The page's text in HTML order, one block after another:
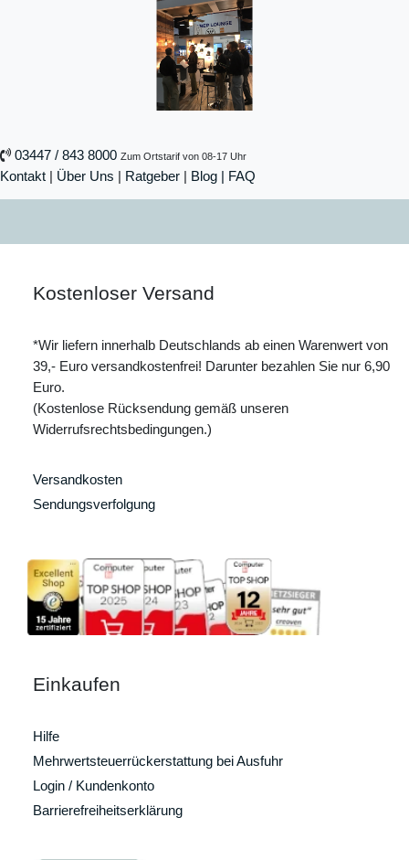
03447 / 843 8000 Zum Ortstarif von 08-17 Uhr
Kontakt | Über Uns | Ratgeber | Blog | FAQ
Kostenloser Versand
*Wir liefern innerhalb Deutschlands ab einen Warenwert von
39,- Euro versandkostenfrei! Darunter bezahlen Sie nur 6,90
Euro.
(Kostenlose Rücksendung gemäß unseren
Widerrufsrechtsbedingungen.)
Versandkosten
Sendungsverfolgung
Einkaufen
Hilfe
Mehrwertsteuerrückerstattung bei Ausfuhr
Login / Kundenkonto
Barrierefreiheitserklärung